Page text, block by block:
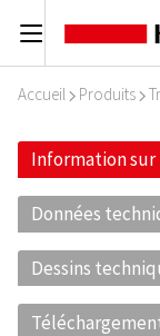
C
Accueil I Produits I
Information
Données
Dessins